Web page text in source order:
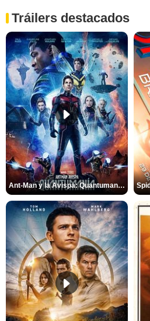
Tráilers destacados
Ant-Man y la Avispa: Quantumanía Tráiler (2)